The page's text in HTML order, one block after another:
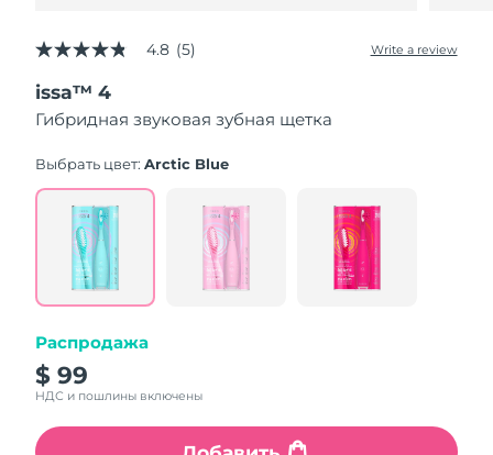
4.8
of
5
stars,
rating
Read
Reviews.
Same
page
4.8 (5) Write a review
issa™ 4
Гибридная звуковая зубная щетка
Выбрать цвет:Arctic Blue
Распродажа
$ 99
НДС и пошлины включены